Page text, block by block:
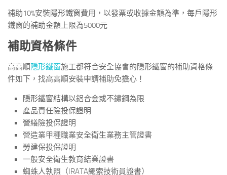
補助10%安裝隱形鐵窗費用，以發票或收據金額為準，每戶隱形
鐵窗的補助金額上限為5000元
補助資格條件
高高順隱形鐵窗施工都符合安全協會的隱形鐵窗的補助資格條
件如下，找高高順安裝申請補助免擔心！
隱形鐵窗結構以鋁合金或不鏽鋼為限
產品責任險投保證明
營繕險投保證明
營造業甲種職業安全衛生業務主管證書
勞建保投保證明
一般安全衛生教育結業證書
蜘蛛人執照（IRATA繩索技術員證書）